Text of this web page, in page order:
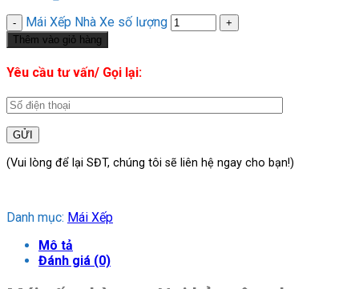
Mái Xếp Nhà Xe số lượng
Thêm vào giỏ hàng
Yêu cầu tư vấn/ Gọi lại:
(Vui lòng để lại SĐT, chúng tôi sẽ liên hệ ngay cho bạn!)
Danh mục: Mái Xếp
Mô tả
Đánh giá (0)